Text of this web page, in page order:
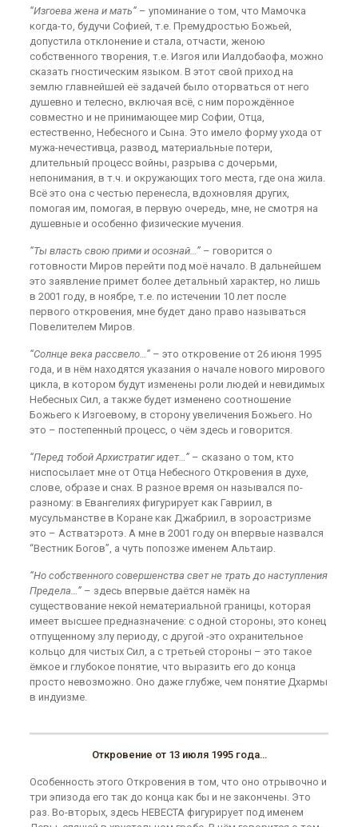
“Изгоева жена и мать”– упоминание о том, что Мамочка
когда-то, будучи Софией, т.е. Премудростью Божьей,
допустила отклонение и стала, отчасти, женою
собственного творения, т.е. Изгоя или Иалдобаофа, можно
сказать гностическим языком. В этот свой приход на
землю главнейшей её задачей было оторваться от него
душевно и телесно, включая всё, с ним порождённое
совместно и не принимающее мир Софии, Отца,
естественно, Небесного и Сына. Это имело форму ухода от
мужа-нечестивца, развод, материальные потери,
длительный процесс войны, разрыва с дочерьми,
непонимания, в т.ч. и окружающих того места, где она жила.
Всё это она с честью перенесла, вдохновляя других,
помогая им, помогая, в первую очередь, мне, не смотря на
душевные и особенно физические мучения.
“Ты власть свою прими и осознай…”– говорится о
готовности Миров перейти под моё начало. В дальнейшем
это заявление примет более детальный характер, но лишь
в 2001 году, в ноябре, т.е. по истечении 10 лет после
первого откровения, мне будет дано право называться
Повелителем Миров.
“Солнце века рассвело…”– это откровение от 26 июня 1995
года, и в нём находятся указания о начале нового мирового
цикла, в котором будут изменены роли людей и невидимых
Небесных Сил, а также будет изменено соотношение
Божьего к Изгоевому, в сторону увеличения Божьего. Но
это – постепенный процесс, о чём здесь и говорится.
“Перед тобой Архистратиг идет…”– сказано о том, кто
ниспосылает мне от Отца Небесного Откровения в духе,
слове, образе и снах. В разное время он назывался по-
разному: в Евангелиях фигурирует как Гавриил, в
мусульманстве в Коране как Джабриил, в зороастризме
это – Астватэротэ. А мне в 2001 году он впервые назвался
“Вестник Богов”, а чуть попозже именем Альтаир.
“Но собственного совершенства свет не трать до наступления
Предела…”– здесь впервые даётся намёк на
существование некой нематериальной границы, которая
имеет высшее предназначение: с одной стороны, это конец
отпущенному злу периоду, с другой -это охранительное
кольцо для чистых Сил, а с третьей стороны – это такое
ёмкое и глубокое понятие, что выразить его до конца
просто невозможно. Оно даже глубже, чем понятие Дхармы
в индуизме.
Откровение от 13 июля 1995 года…
Особенность этого Откровения в том, что оно отрывочно и
три эпизода его так до конца как бы и не закончены. Это
раз. Во-вторых, здесь НЕВЕСТА фигурирует под именем